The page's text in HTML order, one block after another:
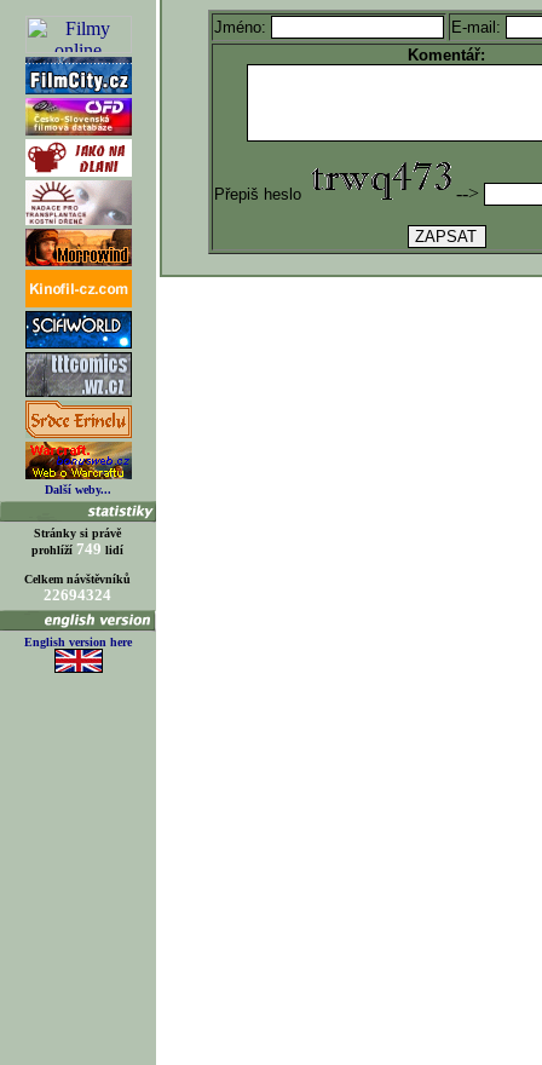
Další weby...
Stránky si právě
prohlíží 749 lidí
Celkem návštěvníků
22694324
English version here
Jméno:
E-mail:
Komentář:
Přepiš heslo -->